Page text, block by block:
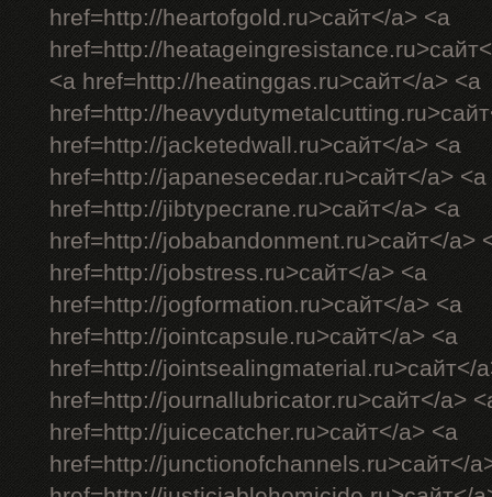
href=http://heartofgold.ru>сайт</a> <a
href=http://
<a href=http://heatinggas.ru>сайт</a> <a
href=http://
href=http://jacketedwall.ru>сайт</a> <a
href=http://japanesecedar.ru>сайт</a> <a
href=http://jibtypecrane.ru>сайт</a> <a
href=http://jobabandonment.ru>сайт</a>
href=http://jobstress.ru>сайт</a> <a
href=http://jogformation.ru>сайт</a> <a
href=http://jointcapsule.ru>сайт</a> <a
href=http://jointsealingmaterial.ru>сайт</
href=http://journallubricator.ru>сайт</a>
href=http://juicecatcher.ru>сайт</a> <a
href=http://junctionofchannels.ru>сайт</